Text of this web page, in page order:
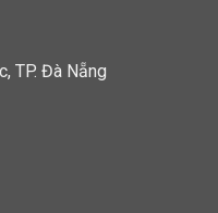
TP. Đà Nẵng